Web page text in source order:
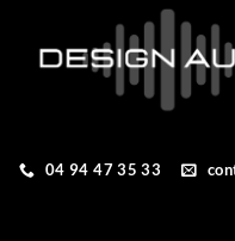
04 94 47 35 33